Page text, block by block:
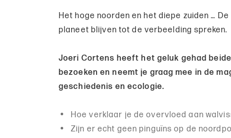
Het hoge noorden en het diepe zuiden …
planeet blijven tot de verbeelding spreken.
Joeri Cortens heeft het geluk gehad
bezoeken en neemt je graag mee in de
geschiedenis en ecologie.
Hoe verklaar je de overvloed aan
Zijn er echt geen pinguïns op de